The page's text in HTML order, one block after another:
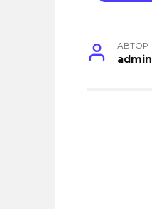
АВТОР
admin